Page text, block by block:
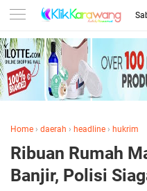
Home › daerah › headline › hukrim
Ribuan Rumah
Banjir, Polisi